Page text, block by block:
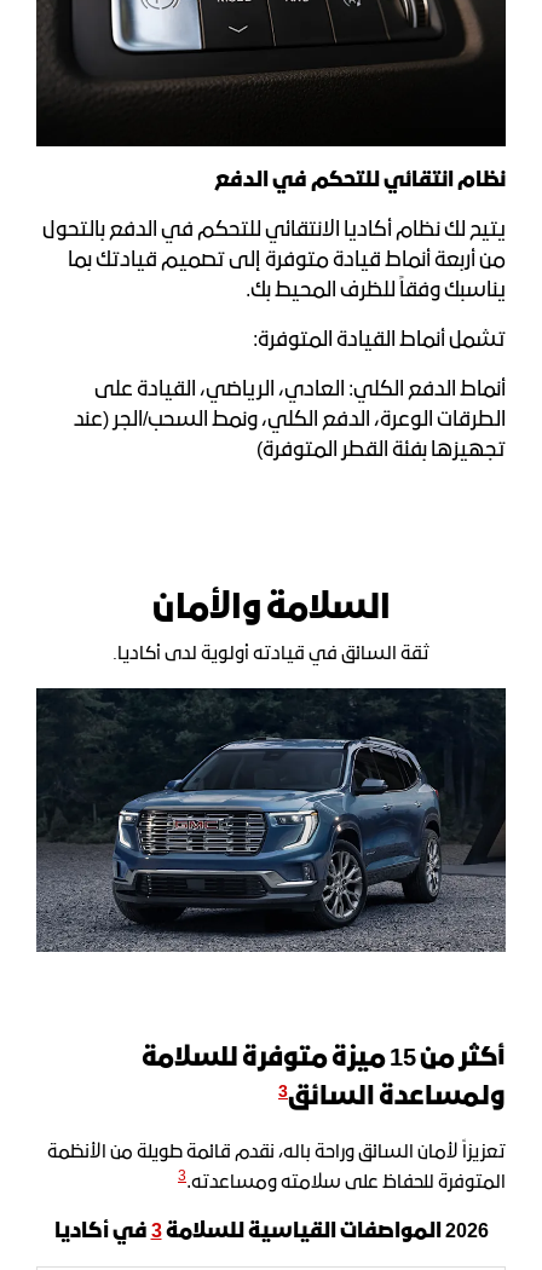
نظام انتقائي للتحكم في الدفع
يتيح لك نظام أكاديا الانتقائي للتحكم في الدفع بالتحول
من أربعة أنماط قيادة متوفرة إلى تصميم قيادتك بما
يناسبك وفقاً للظرف المحيط بك.
تشمل أنماط القيادة المتوفرة:
أنماط الدفع الكلي: العادي، الرياضي، القيادة على
الطرقات الوعرة، الدفع الكلي، ونمط السحب/الجر (عند
تجهيزها بفئة القطر المتوفرة)
السلامة والأمان
ثقة السائق في قيادته أولوية لدى أكاديا.
أكثر من15ميزة متوفرة للسلامة
ولمساعدة السائق3
تعزيزاً لأمان السائق وراحة باله، نقدم قائمة طويلة من الأنظمة
المتوفرة للحفاظ على سلامته ومساعدته.
3
2026 المواصفات القياسية للسلامة 3في أكاديا